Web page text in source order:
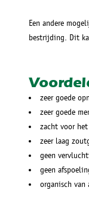
Een andere
bestrijding. Dit
zeer goede
zeer goede
zacht voor het
zeer laag
geen
geen
organisch